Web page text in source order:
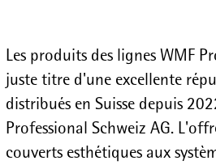
Les produits des lignes WMF
juste titre d'une excellente
distribués en Suisse depuis
Professional Schweiz AG.
couverts esthétiques aux